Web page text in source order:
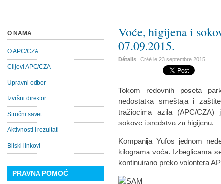
Voće, higijena i
07.09.2015.
Détails Créé le23 septembre 2015
Tokom redovnih poseta
nedostatka smeštaja i
tražiocima azila (APC/CZA)
sokove i sredstva za higijenu.
Kompanija Yufos jednom
kilograma voća. Izbeglicama
kontinuirano preko volontera
O NAMA
O APC/CZA
Ciljevi APC/CZA
Upravni odbor
Izvršni direktor
Stručni savet
Aktivnosti i rezultati
Bliski linkovi
PRAVNA POMOĆ